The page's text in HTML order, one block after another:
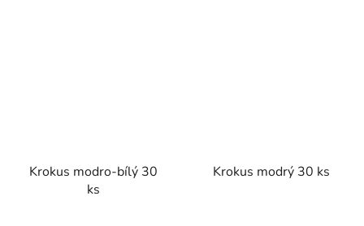
Krokus modro-bílý 30
ks
Krokus modrý 30 ks